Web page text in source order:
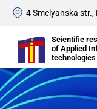
4 Smelyanska str.,
Scientific
of Applied
technologies